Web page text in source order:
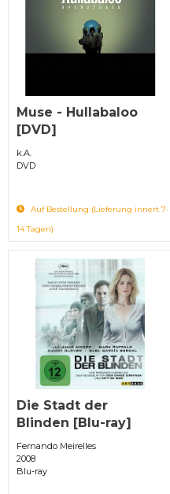
Muse - Hullabaloo
[DVD]
k.A.
DVD
Auf Bestellung (Lieferung innert 7-
14 Tagen)
Die Stadt der
Blinden [Blu-ray]
Fernando Meirelles
2008
Blu-ray